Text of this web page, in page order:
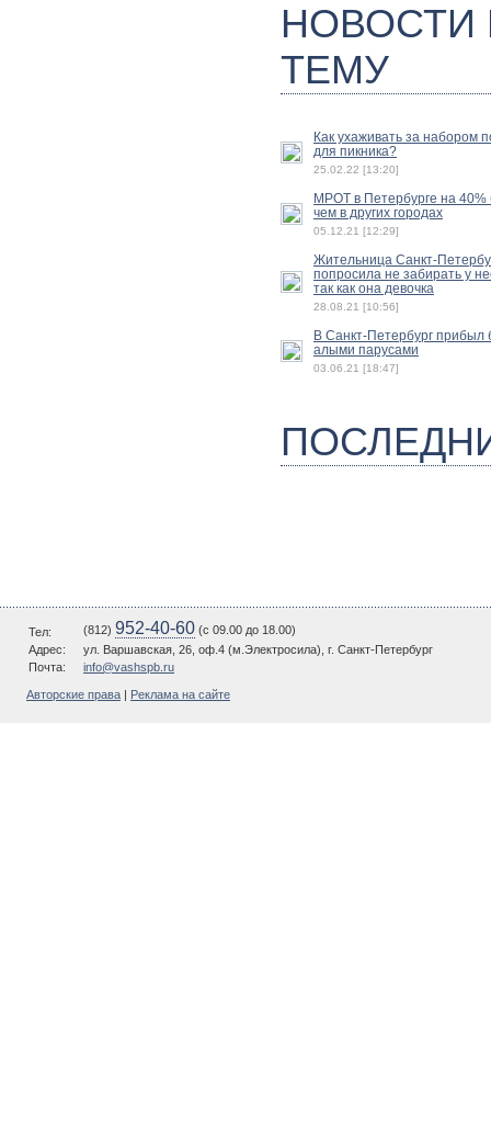
ТЕМУ
Как ухаживать за набором
для пикника?
25.02.22 [13:20]
МРОТ в Петербурге на 40%
чем в других городах
05.12.21 [12:29]
Жительница Санкт-
попросила не забирать у
так как она девочка
28.08.21 [10:56]
В Санкт-Петербург прибыл
алыми парусами
03.06.21 [18:47]
Тел: (812) 952-40-60 (c 09.00 до 18.00)
Адрес:
ул. Варшавская, 26, оф.4 (м.Электросила), г. Санкт-Петербург
Почта:
info@vashspb.ru
Авторские права Реклама на сайте